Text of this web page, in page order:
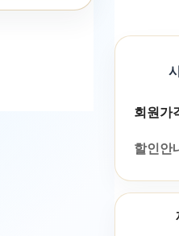
회원가
할인안